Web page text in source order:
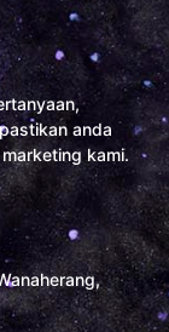
anda
kami.